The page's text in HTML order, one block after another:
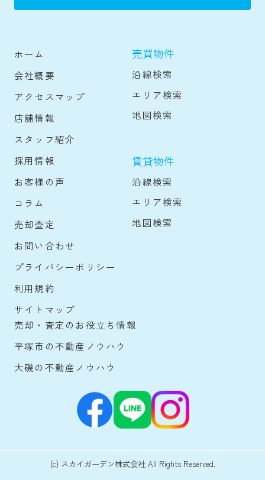
ホーム
会社概要
アクセスマップ
店舗情報
スタッフ紹介
採用情報
お客様の声
コラム
売却査定
お問い合わせ
プライバシーポリシー
利用規約
サイトマップ
売買物件
沿線検索
エリア検索
地図検索
賃貸物件
沿線検索
エリア検索
地図検索
売却・査定のお役立ち情報
平塚市の不動産ノウハウ
大磯の不動産ノウハウ
(c) スカイガーデン株式会社 All Rights Reserved.